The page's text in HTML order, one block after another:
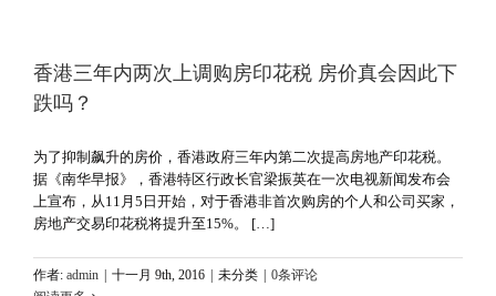
香港三年内两次上调购房印花税 房价真会因此下
跌吗？
为了抑制飙升的房价，香港政府三年内第二次提高房地产印花税。
据《南华早报》，香港特区行政长官梁振英在一次电视新闻发布会
上宣布，从11月5日开始，对于香港非首次购房的个人和公司买家，
房地产交易印花税将提升至15%。 […]
作者: admin | 十一月 9th, 2016 | 未分类 | 0条评论